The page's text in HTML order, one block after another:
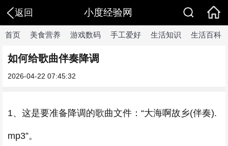
返回 小度经验网
首页 美食营养 游戏数码 手工爱好 生活知识 生活百科
如何给歌曲伴奏降调
2026-04-22 07:45:32
1、这是要准备降调的歌曲文件：“大海啊故乡(伴奏).
mp3”。